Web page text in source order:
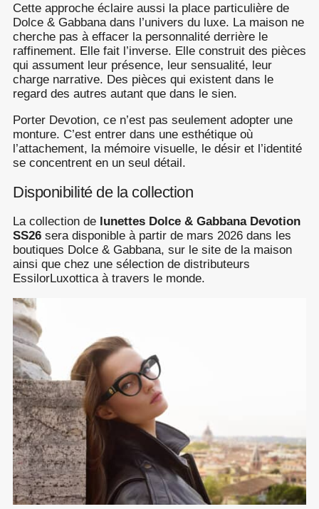
Cette approche éclaire aussi la place particulière de
Dolce & Gabbana dans l’univers du luxe. La maison ne
cherche pas à effacer la personnalité derrière le
raffinement. Elle fait l’inverse. Elle construit des pièces
qui assument leur présence, leur sensualité, leur
charge narrative. Des pièces qui existent dans le
regard des autres autant que dans le sien.
Porter Devotion, ce n’est pas seulement adopter une
monture. C’est entrer dans une esthétique où
l’attachement, la mémoire visuelle, le désir et l’identité
se concentrent en un seul détail.
Disponibilité de la collection
La collection de lunettes Dolce & Gabbana Devotion
SS26 sera disponible à partir de mars 2026 dans les
boutiques Dolce & Gabbana, sur le site de la maison
ainsi que chez une sélection de distributeurs
EssilorLuxottica à travers le monde.